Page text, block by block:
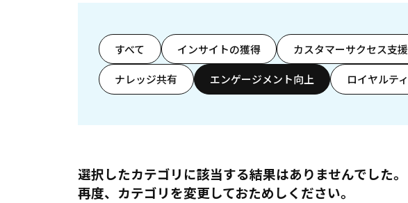
すべて インサイトの獲得 カスタマーサクセス支援
ナレッジ共有 エンゲージメント向上 ロイヤルティ
選択したカテゴリに該当する結果はありませんでした。
再度、カテゴリを変更しておためしください。